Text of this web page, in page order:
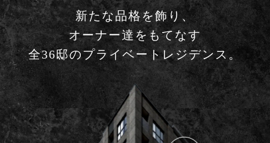
新たな品格を飾り、
オーナー達をもてなす
全36邸のプライベートレジデンス。